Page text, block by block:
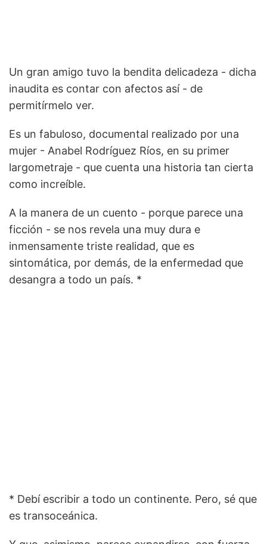
Un gran amigo tuvo la bendita delicadeza - dicha
inaudita es contar con afectos así - de
permitírmelo ver.
Es un fabuloso, documental realizado por una
mujer - Anabel Rodríguez Ríos, en su primer
largometraje - que cuenta una historia tan cierta
como increíble.
A la manera de un cuento - porque parece una
ficción - se nos revela una muy dura e
inmensamente triste realidad, que es
sintomática, por demás, de la enfermedad que
desangra a todo un país. *
* Debí escribir a todo un continente. Pero, sé que
es transoceánica.